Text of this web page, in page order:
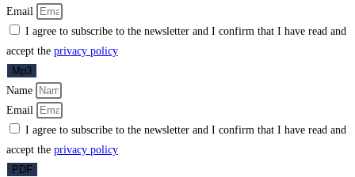
Email
I agree to subscribe to the newsletter and I confirm that I have read and
accept the privacy policy
Mp3
Name
Email
I agree to subscribe to the newsletter and I confirm that I have read and
accept the privacy policy
PDF